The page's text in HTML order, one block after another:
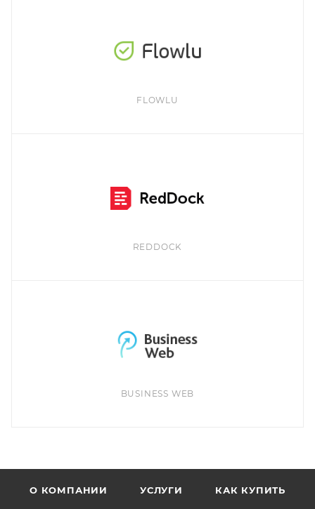
FLOWLU
REDDOCK
BUSINESS WEB
О КОМПАНИИ УСЛУГИ КАК КУПИТЬ